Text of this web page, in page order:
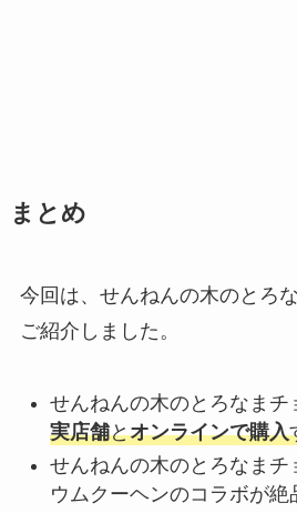
まとめ
今回は、せんねんの木のとろ
ご紹介しました。
せんねんの木のとろなまチ
実店舗とオンラインで購入
せんねんの木のとろなまチ
ウムクーヘンのコラボが